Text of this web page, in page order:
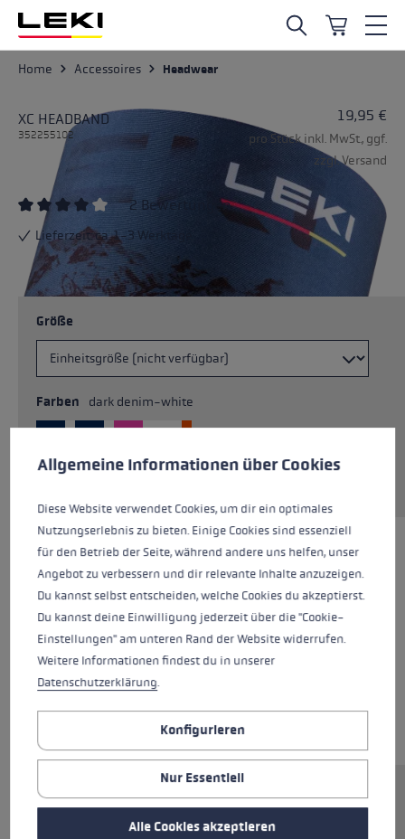
Zum Hauptinhalt springen
Home Accessoires Headwear
XC HEADBAND
352255102
19,95 €
pro Stück inkl. MwSt., ggf.
zzgl. Versand
Durchschnittliche Bewertung von 4 von 5 Sternen
2 Bewertungen
Lieferzeit: ca. 1-3 Werktage
Größe
Farben dark denim-white
Thermo Stirnband mit zwei Designs auf jeweils
beiden Seiten.
Cookie-Voreinstellungen
Allgemeine Informationen über Cookies
Diese Website verwendet Cookies, um dir ein optimales
Nutzungserlebnis zu bieten. Einige Cookies sind essenziell
für den Betrieb der Seite, während andere uns helfen, unser
Angebot zu verbessern und dir relevante Inhalte anzuzeigen.
Du kannst selbst entscheiden, welche Cookies du akzeptierst.
Du kannst deine Einwilligung jederzeit über die "Cookie-
Einstellungen" am unteren Rand der Website widerrufen.
Weitere Informationen findest du in unserer
Datenschutzerklärung.
Konfigurieren
Nur Essentiell
Alle Cookies akzeptieren